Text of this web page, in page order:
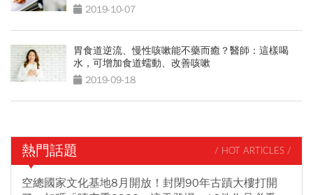
2019-10-07
胃食道逆流、慢性咳嗽能不藥而癒？醫師：這樣喝
水，可增加食道蠕動、改善咳嗽
2019-09-18
熱門話題 / HOT ARTICLES /
空總國家文化基地8月開放！封閉90年古蹟大樓打開